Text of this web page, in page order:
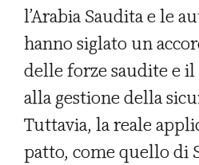
l’Arabia Saudita e le
hanno siglato un
delle forze saudite e
alla gestione della
Tuttavia, la reale
patto, come quello di